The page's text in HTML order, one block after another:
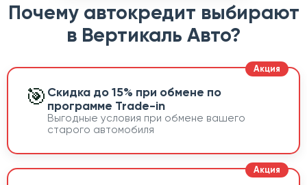
Почему автокредит выбирают
в Вертикаль Авто?
🎯 Скидка до 15% при обмене по
программе Trade-in
Выгодные условия при обмене вашего
старого автомобиля